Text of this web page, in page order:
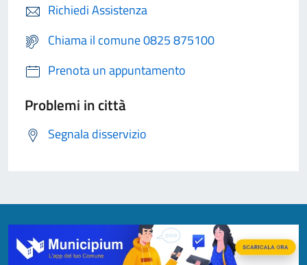
Richiedi Assistenza
Chiama il comune 0825 875100
Prenota un appuntamento
Problemi in città
Segnala disservizio